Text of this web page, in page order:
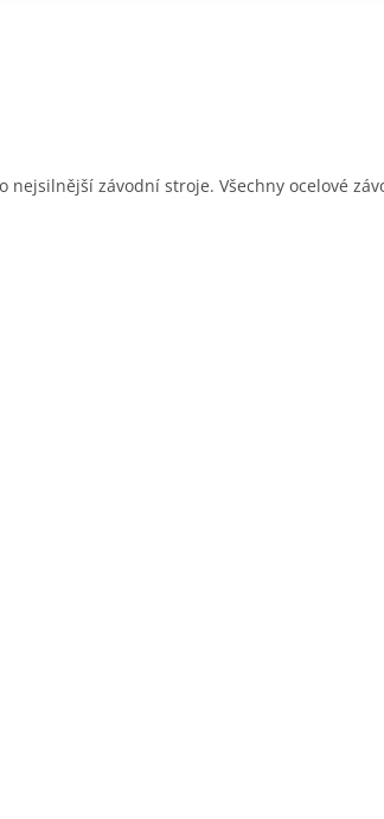
závodní stroje. Všechny ocelové